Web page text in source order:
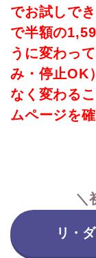
でお試しで
で半額の
うに変わっ
み・停止OK
なく変わる
ムページを
＼
リ・